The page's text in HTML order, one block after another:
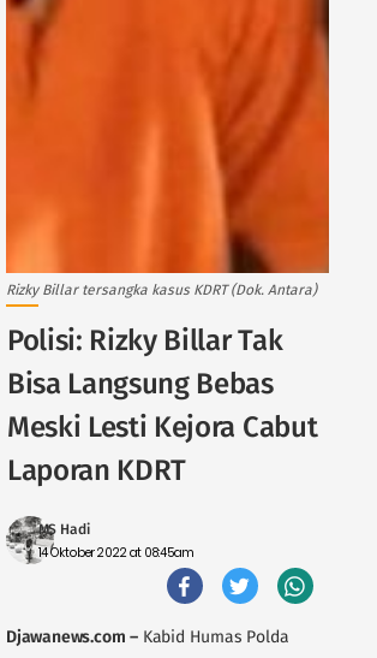
Rizky Billar tersangka kasus KDRT (Dok. Antara)
Polisi: Rizky Billar Tak
Bisa Langsung Bebas
Meski Lesti Kejora Cabut
Laporan KDRT
MS Hadi
14 Oktober 2022 at 08:45am
Djawanews.com – Kabid Humas Polda